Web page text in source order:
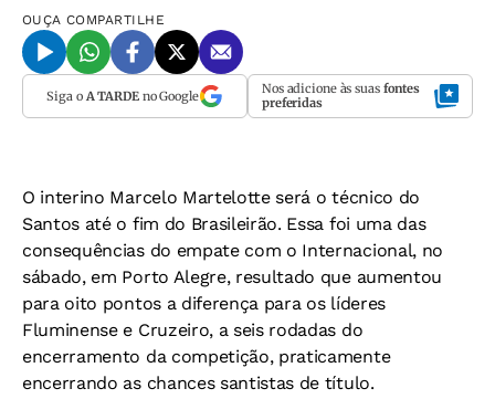
OUÇA COMPARTILHE
Siga o A TARDEno Google Nos adicione às suas fontes
preferidas
O interino Marcelo Martelotte será o técnico do
Santos até o fim do Brasileirão. Essa foi uma das
consequências do empate com o Internacional, no
sábado, em Porto Alegre, resultado que aumentou
para oito pontos a diferença para os líderes
Fluminense e Cruzeiro, a seis rodadas do
encerramento da competição, praticamente
encerrando as chances santistas de título.